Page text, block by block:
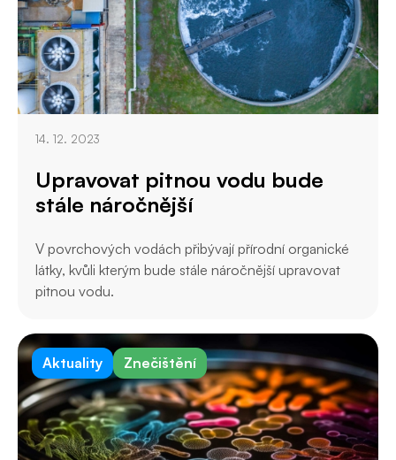
14. 12. 2023
Upravovat pitnou vodu bude
stále náročnější
V povrchových vodách přibývají přírodní organické
látky, kvůli kterým bude stále náročnější upravovat
pitnou vodu.
Aktuality Znečištění